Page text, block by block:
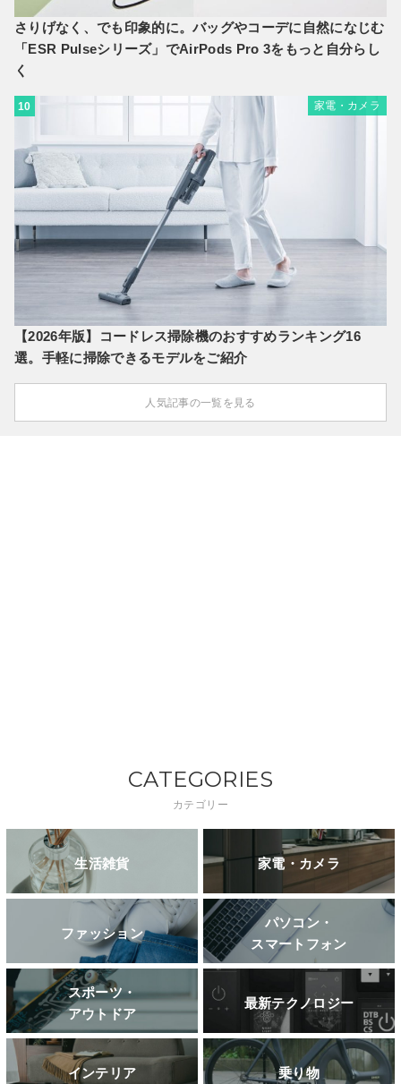
さりげなく、でも印象的に。バッグやコーデに自然になじむ
「ESR Pulseシリーズ」でAirPods Pro 3をもっと自分らし
く
10 家電・カメラ
【2026年版】コードレス掃除機のおすすめランキング16
選。手軽に掃除できるモデルをご紹介
人気記事の一覧を見る
CATEGORIES
カテゴリー
生活雑貨 家電・カメラ
ファッション
パソコン・
スマートフォン
スポーツ・
アウトドア
最新テクノロジー
インテリア 乗り物